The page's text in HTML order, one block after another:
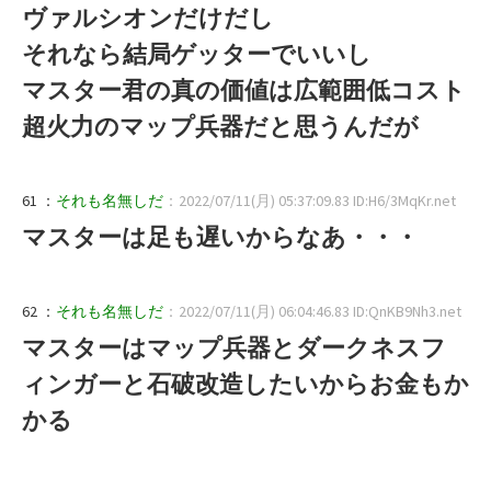
ヴァルシオンだけだし
それなら結局ゲッターでいいし
マスター君の真の価値は広範囲低コスト
超火力のマップ兵器だと思うんだが
61 ： それも名無しだ ：2022/07/11(月) 05:37:09.83 ID:H6/3MqKr.net
マスターは足も遅いからなあ・・・
62 ： それも名無しだ ：2022/07/11(月) 06:04:46.83 ID:QnKB9Nh3.net
マスターはマップ兵器とダークネスフ
ィンガーと石破改造したいからお金もか
かる